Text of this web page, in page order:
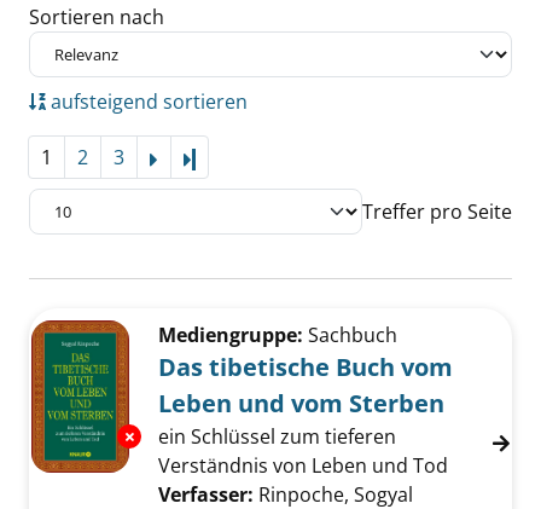
Sortieren nach
aufsteigend sortieren
1 2 3
Treffer pro Seite
Zu den Suchfiltern springen
Exemplar-Details von Das tibetische Buch
Mediengruppe: Sachbuch
Das tibetische Buch vom
Leben und vom Sterben
ein Schlüssel zum tieferen
Verständnis von Leben und Tod
Verfasser: Rinpoche, Sogyal